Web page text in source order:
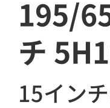
195/
チ
15イン